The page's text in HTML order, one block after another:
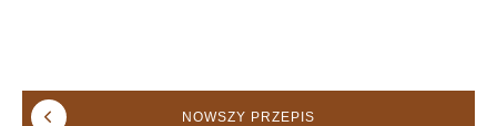
NOWSZY PRZEPIS